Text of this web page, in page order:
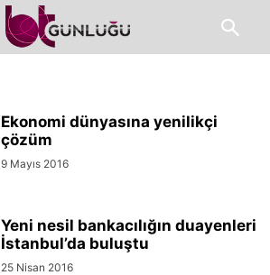
Ekonomi dünyasına yenilikçi
çözüm
9 Mayıs 2016
Yeni nesil bankacılığın duayenleri
İstanbul’da buluştu
25 Nisan 2016